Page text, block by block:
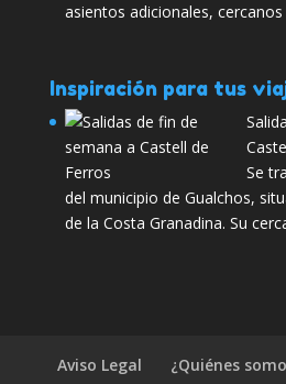
asientos adicionales,
Inspiración para tus
Se
del municipio de Gualchos,
de la Costa Granadina. Su
Aviso Legal ¿Quiénes